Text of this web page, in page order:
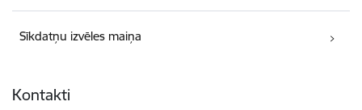
Sīkdatņu izvēles maiņa
Kontakti